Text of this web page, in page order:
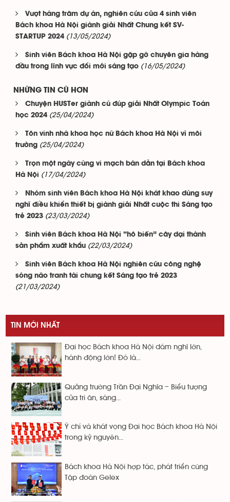
Vượt hàng trăm dự án, nghiên cứu của 4 sinh viên
Bách khoa Hà Nội giành giải Nhất Chung kết SV-
STARTUP 2024 (13/05/2024)
Sinh viên Bách khoa Hà Nội gặp gỡ chuyên gia hàng
đầu trong lĩnh vực đổi mới sáng tạo (16/05/2024)
NHỮNG TIN CŨ HƠN
Chuyện HUSTer giành cú đúp giải Nhất Olympic Toán
học 2024 (25/04/2024)
Tôn vinh nhà khoa học nữ Bách khoa Hà Nội vì môi
trường (25/04/2024)
Trọn một ngày cùng vi mạch bán dẫn tại Bách khoa
Hà Nội (17/04/2024)
Nhóm sinh viên Bách khoa Hà Nội khát khao dùng suy
nghĩ điều khiển thiết bị giành giải Nhất cuộc thi Sáng tạo
trẻ 2023 (23/03/2024)
Sinh viên Bách khoa Hà Nội “hô biến” cây dại thành
sản phẩm xuất khẩu (22/03/2024)
Sinh viên Bách khoa Hà Nội nghiên cứu công nghệ
sóng não tranh tài chung kết Sáng tạo trẻ 2023
(21/03/2024)
TIN MỚI NHẤT
Đại học Bách khoa Hà Nội dám nghĩ lớn,
hành động lớn! Đó là...
Quảng trường Trần Đại Nghĩa – Biểu tượng
của tri ân, sáng...
Ý chí và khát vọng Đại học Bách khoa Hà Nội
trong kỷ nguyên...
Bách khoa Hà Nội hợp tác, phát triển cùng
Tập đoàn Gelex